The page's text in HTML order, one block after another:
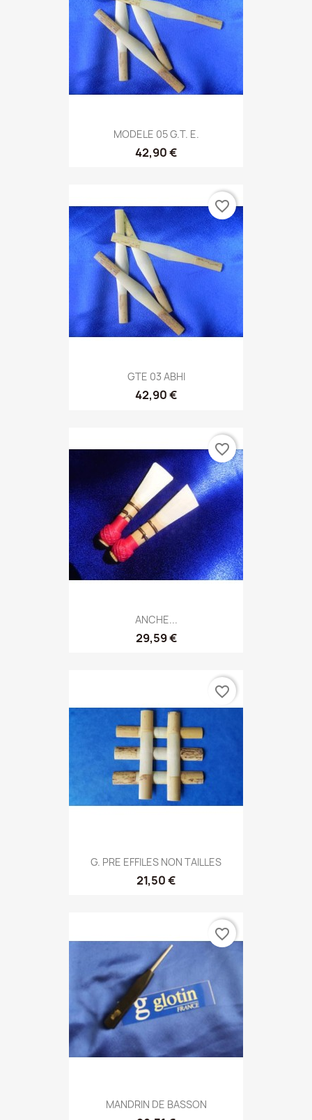
MODELE 05 G.T. E.
42,90 €
GTE 03 ABHI
42,90 €
favorite_border
ANCHE...
29,59 €
favorite_border
G. PRE EFFILES NON TAILLES
21,50 €
favorite_border
MANDRIN DE BASSON
favorite_border